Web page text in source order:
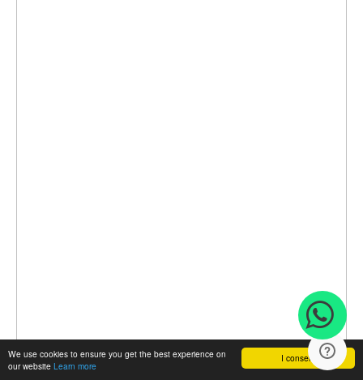
I consent
We use cookies to ensure you get the best experience on
our website Learn more